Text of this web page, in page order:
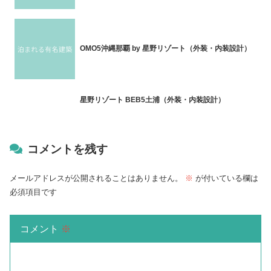
OMO5沖縄那覇 by 星野リゾート（外装・内装設計）
星野リゾート BEB5土浦（外装・内装設計）
コメントを残す
メールアドレスが公開されることはありません。 ※ が付いている欄は
必須項目です
コメント ※